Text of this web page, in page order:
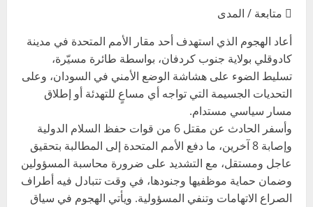
 متابعة / المدى
أعاد الهجوم الذي استهدف أحد مقار الأمم المتحدة في مدينة
كادوقلي بولاية جنوب كردفان، بواسطة طائرة مسيّرة،
تسليط الضوء على هشاشة الوضع الأمني في السودان، وعلى
التحديات الجسيمة التي تواجه أي مساعٍ للتهدئة أو إطلاق
مسار سياسي مستدام.
وأسفر الحادث عن مقتل 6 من قوات حفظ السلام الدولية
وإصابة 8 آخرين، ما دفع الأمم المتحدة إلى المطالبة بتحقيق
عاجل ومستقل، مع التشديد على ضرورة محاسبة المسؤولين
وضمان حماية موظفيها وجنودها، في وقت تتبادل فيه أطراف
الصراع الاتهامات وتنفي المسؤولية. ويأتي الهجوم في سياق